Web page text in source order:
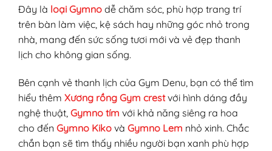
Đây là loại Gymno dễ chăm sóc, phù hợp trang trí
trên bàn làm việc, kệ sách hay những góc nhỏ trong
nhà, mang đến sức sống tươi mới và vẻ đẹp thanh
lịch cho không gian sống.
Bên cạnh vẻ thanh lịch của Gym Denu, bạn có thể tìm
hiểu thêm Xương rồng Gym crestvới hình dáng đầy
nghệ thuật, Gymno tím với khả năng siêng ra hoa
cho đến Gymno Kiko và Gymno Lem nhỏ xinh. Chắc
chắn bạn sẽ tìm thấy nhiều người bạn xanh phù hợp